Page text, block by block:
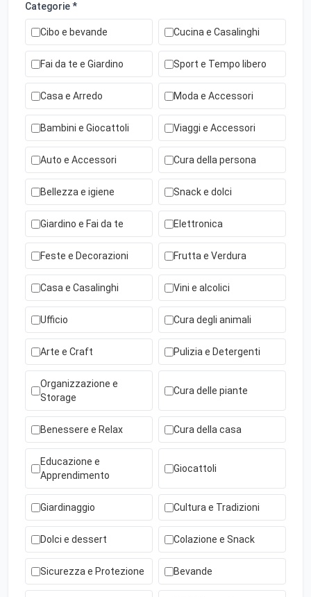
Categorie *
Cibo e bevande Cucina e Casalinghi
Fai da te e Giardino Sport e Tempo libero
Casa e Arredo Moda e Accessori
Bambini e Giocattoli Viaggi e Accessori
Auto e Accessori Cura della persona
Bellezza e igiene Snack e dolci
Giardino e Fai da te Elettronica
Feste e Decorazioni Frutta e Verdura
Casa e Casalinghi Vini e alcolici
Ufficio Cura degli animali
Arte e Craft Pulizia e Detergenti
Organizzazione e
Storage
Cura delle piante
Benessere e Relax Cura della casa
Educazione e
Apprendimento
Giocattoli
Giardinaggio Cultura e Tradizioni
Dolci e dessert Colazione e Snack
Sicurezza e Protezione Bevande